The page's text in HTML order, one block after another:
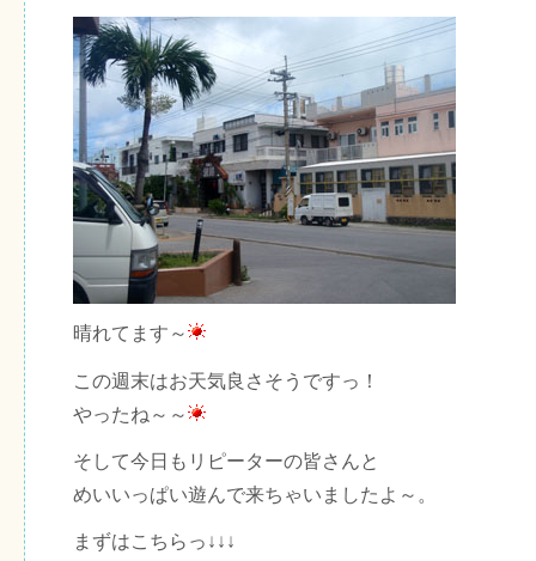
晴れてます～
この週末はお天気良さそうですっ！
やったね～～
そして今日もリピーターの皆さんと
めいいっぱい遊んで来ちゃいましたよ～。
まずはこちらっ↓↓↓